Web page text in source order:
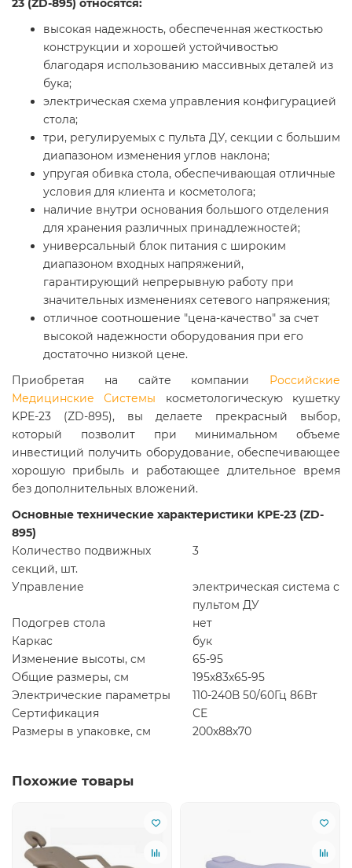
23 (ZD-895) относятся:
высокая надежность, обеспеченная жесткостью
конструкции и хорошей устойчивостью
благодаря использованию массивных деталей из
бука;
электрическая схема управления конфигурацией
стола;
три, регулируемых с пульта ДУ, секции с большим
диапазоном изменения углов наклона;
упругая обивка стола, обеспечивающая отличные
условия для клиента и косметолога;
наличие внутри основания большого отделения
для хранения различных принадлежностей;
универсальный блок питания с широким
диапазоном входных напряжений,
гарантирующий непрерывную работу при
значительных изменениях сетевого напряжения;
отличное соотношение "цена-качество" за счет
высокой надежности оборудования при его
достаточно низкой цене.
Приобретая на сайте компании Российские
Медицинские Системы косметологическую кушетку
KPE-23 (ZD-895), вы делаете прекрасный выбор,
который позволит при минимальном объеме
инвестиций получить оборудование, обеспечивающее
хорошую прибыль и работающее длительное время
без дополнительных вложений.
Основные технические характеристики KPE-23 (ZD-
895)
Количество подвижных
секций, шт.
3
Управление
электрическая система с
пультом ДУ
Подогрев стола
нет
Каркас
бук
Изменение высоты, см
65-95
Общие размеры, см
195х83х65-95
Электрические параметры
110-240В 50/60Гц 86Вт
Сертификация
CE
Размеры в упаковке, см
200х88х70
Похожие товары